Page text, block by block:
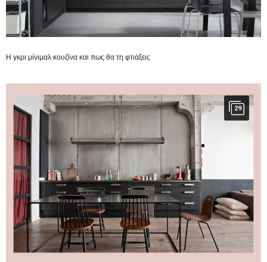
Η γκρι μίνιμαλ κουζίνα και πως θα τη φτιάξεις
29